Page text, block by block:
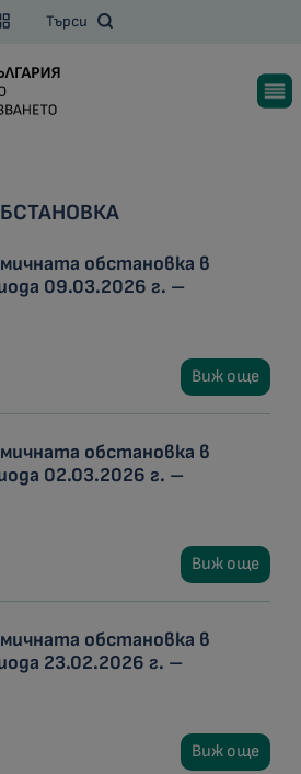
Търси
обстановка в
09.03.2026 г. –
Виж още
обстановка в
02.03.2026 г. –
Виж още
обстановка в
23.02.2026 г. –
Виж още